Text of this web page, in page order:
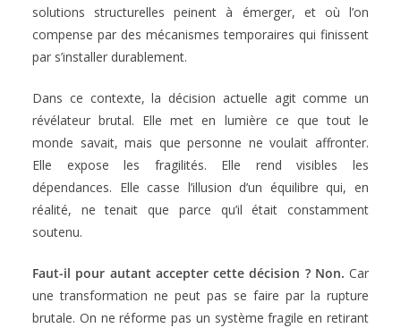
solutions structurelles peinent à émerger, et où l’on
compense par des mécanismes temporaires qui finissent
par s’installer durablement.
Dans ce contexte, la décision actuelle agit comme un
révélateur brutal. Elle met en lumière ce que tout le
monde savait, mais que personne ne voulait affronter.
Elle expose les fragilités. Elle rend visibles les
dépendances. Elle casse l’illusion d’un équilibre qui, en
réalité, ne tenait que parce qu’il était constamment
soutenu.
Faut-il pour autant accepter cette décision ? Non. Car
une transformation ne peut pas se faire par la rupture
brutale. On ne réforme pas un système fragile en retirant